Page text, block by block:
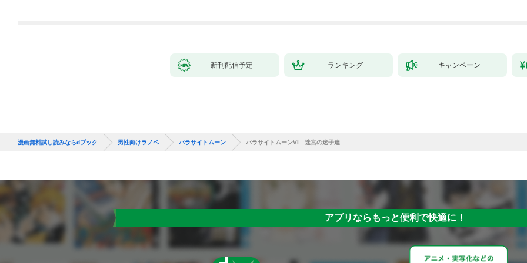
新刊配信予定 ランキング キャンペーン
漫画無料試し読みならdブック 男性向けラノベ パラサイトムーン パラサイトムーンVI 迷宮の迷子達
アプリならもっと便利で快適に！